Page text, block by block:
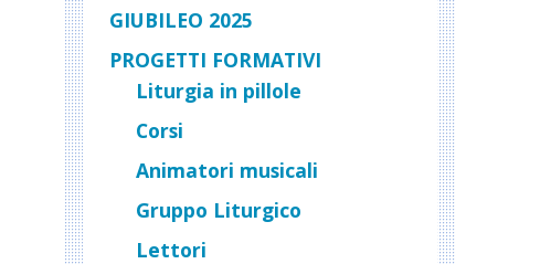
GIUBILEO 2025
PROGETTI FORMATIVI
Liturgia in pillole
Corsi
Animatori musicali
Gruppo Liturgico
Lettori